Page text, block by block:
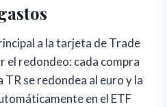
a la tarjeta de Trade
el redondeo: cada compra
se redondea al euro y la
en el ETF